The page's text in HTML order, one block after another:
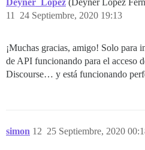
24 Septiembre, 2020 19:13
11
¡Muchas gracias, amigo! Solo para
de API funcionando para el acceso
Discourse… y está funcionando
simon 25 Septiembre, 2020
12